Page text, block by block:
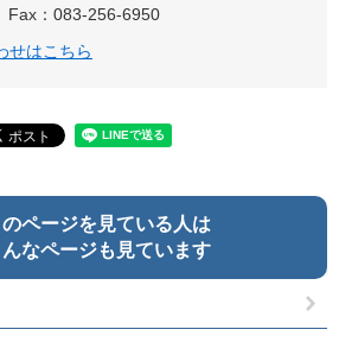
Fax：083-256-6950
せはこちら
のページを見ている人は
んなページも見ています